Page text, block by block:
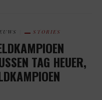
STORIES
TAG HEUER,